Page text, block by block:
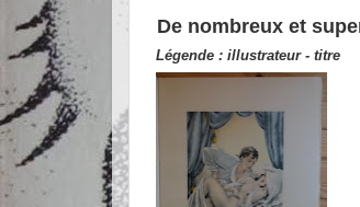
De nombreux et
Légende : illustrateur - titre